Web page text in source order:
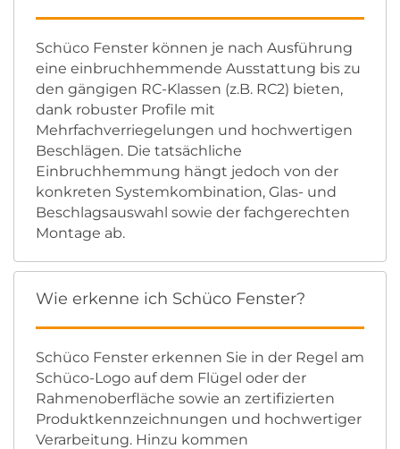
Schüco Fenster können je nach Ausführung
eine einbruchhemmende Ausstattung bis zu
den gängigen RC-Klassen (z.B. RC2) bieten,
dank robuster Profile mit
Mehrfachverriegelungen und hochwertigen
Beschlägen. Die tatsächliche
Einbruchhemmung hängt jedoch von der
konkreten Systemkombination, Glas- und
Beschlagsauswahl sowie der fachgerechten
Montage ab.
Wie erkenne ich Schüco Fenster?
Schüco Fenster erkennen Sie in der Regel am
Schüco-Logo auf dem Flügel oder der
Rahmenoberfläche sowie an zertifizierten
Produktkennzeichnungen und hochwertiger
Verarbeitung. Hinzu kommen